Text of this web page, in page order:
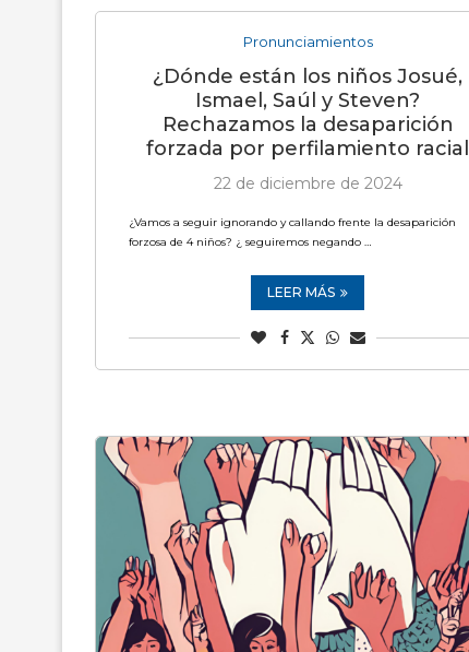
Pronunciamientos
¿Dónde están los niños Josué,
Ismael, Saúl y Steven?
Rechazamos la desaparición
forzada por perfilamiento racial
22 de diciembre de 2024
¿Vamos a seguir ignorando y callando frente la desaparición
forzosa de 4 niños? ¿ seguiremos negando …
LEER MÁS